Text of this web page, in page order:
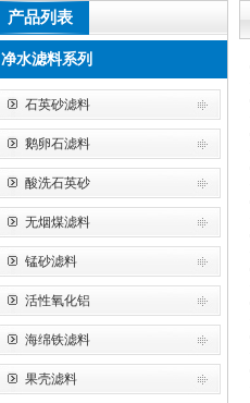
产品列表
净水滤料系列
石英砂滤料
鹅卵石滤料
酸洗石英砂
无烟煤滤料
锰砂滤料
活性氧化铝
海绵铁滤料
果壳滤料